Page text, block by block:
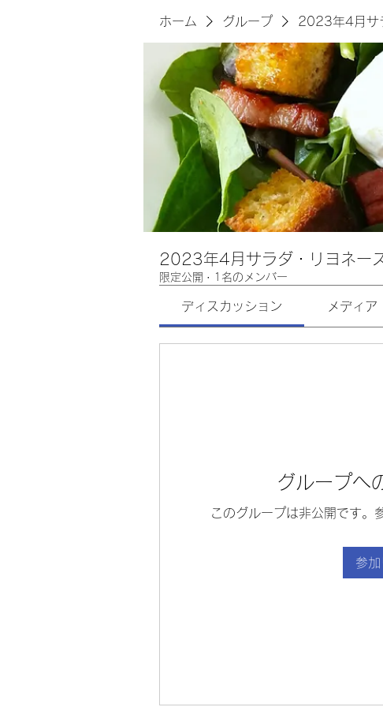
ホーム グループ 2023年4月サ
2023年4月サラダ・リヨネー
限定公開 · 1名のメンバー
ディスカッション メディア
グループへ
このグループは非公開です。
参